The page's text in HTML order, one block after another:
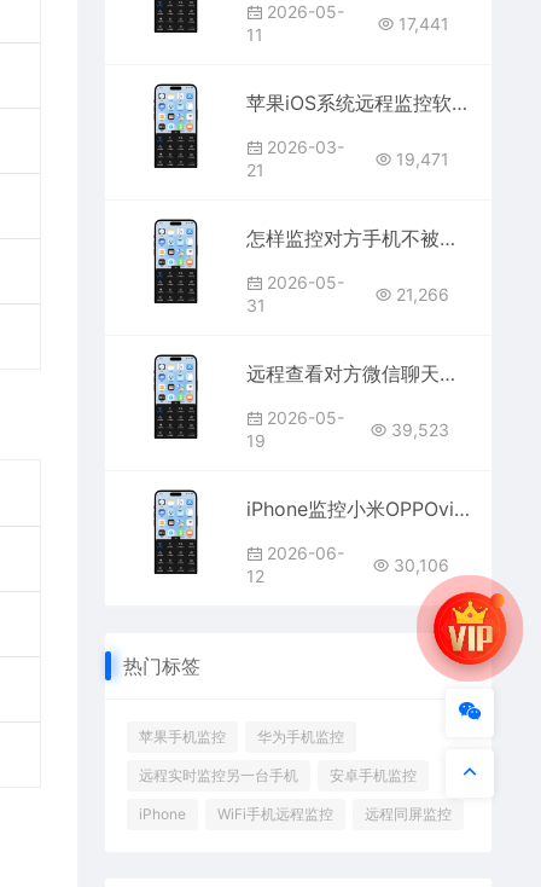
2026-05-
11
17,441
苹果iOS系统远程监控软件_苹果手机如何远程监控对方手机屏幕
2026-03-
21
19,471
怎样监控对方手机不被发现？老公老婆手机微信屏幕定位同步方法
2026-05-
31
21,266
远程查看对方微信聊天记录怎么弄？无需对方手机偷偷同步微信消息的方法
2026-05-
19
39,523
iPhone监控小米OPPOvivo三星安卓手机的方法？苹果手机看安卓微信屏幕定位
2026-06-
12
30,106
热门标签
苹果手机监控 华为手机监控
远程实时监控另一台手机 安卓手机监控
iPhone WiFi手机远程监控 远程同屏监控